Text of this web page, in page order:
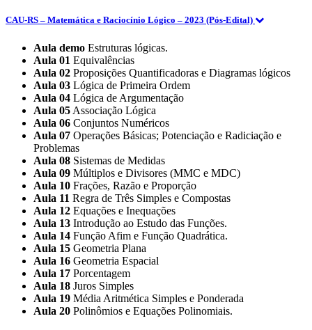
CAU-RS – Matemática e Raciocínio Lógico – 2023 (Pós-Edital)
Aula demo Estruturas lógicas.
Aula 01 Equivalências
Aula 02 Proposições Quantificadoras e Diagramas lógicos
Aula 03 Lógica de Primeira Ordem
Aula 04 Lógica de Argumentação
Aula 05 Associação Lógica
Aula 06 Conjuntos Numéricos
Aula 07 Operações Básicas; Potenciação e Radiciação e
Problemas
Aula 08 Sistemas de Medidas
Aula 09 Múltiplos e Divisores (MMC e MDC)
Aula 10 Frações, Razão e Proporção
Aula 11 Regra de Três Simples e Compostas
Aula 12 Equações e Inequações
Aula 13 Introdução ao Estudo das Funções.
Aula 14 Função Afim e Função Quadrática.
Aula 15 Geometria Plana
Aula 16 Geometria Espacial
Aula 17 Porcentagem
Aula 18 Juros Simples
Aula 19 Média Aritmética Simples e Ponderada
Aula 20 Polinômios e Equações Polinomiais.